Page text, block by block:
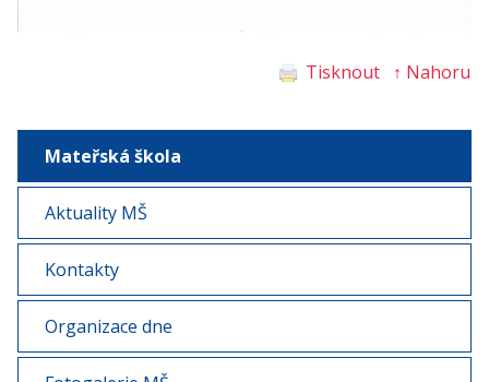
Tisknout ↑ Nahoru
Mateřská škola
Aktuality MŠ
Kontakty
Organizace dne